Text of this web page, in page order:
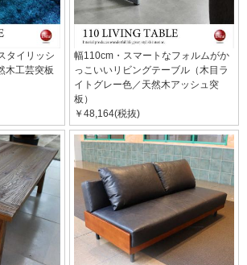
タイリッシ
木工芸突板
幅110cm・スマートなフォルムがか
っこいいリビングテーブル（木目ラ
イトグレー色／天然木アッシュ突
板）
￥48,164(税抜)